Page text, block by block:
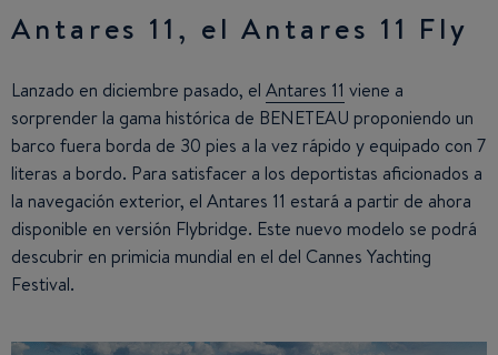
Antares 11, el Antares 11 Fly
Lanzado en diciembre pasado, el Antares 11 viene a
sorprender la gama histórica de BENETEAU proponiendo un
barco fuera borda de 30 pies a la vez rápido y equipado con 7
literas a bordo. Para satisfacer a los deportistas aficionados a
la navegación exterior, el Antares 11 estará a partir de ahora
disponible en versión Flybridge. Este nuevo modelo se podrá
descubrir en primicia mundial en el del Cannes Yachting
Festival.